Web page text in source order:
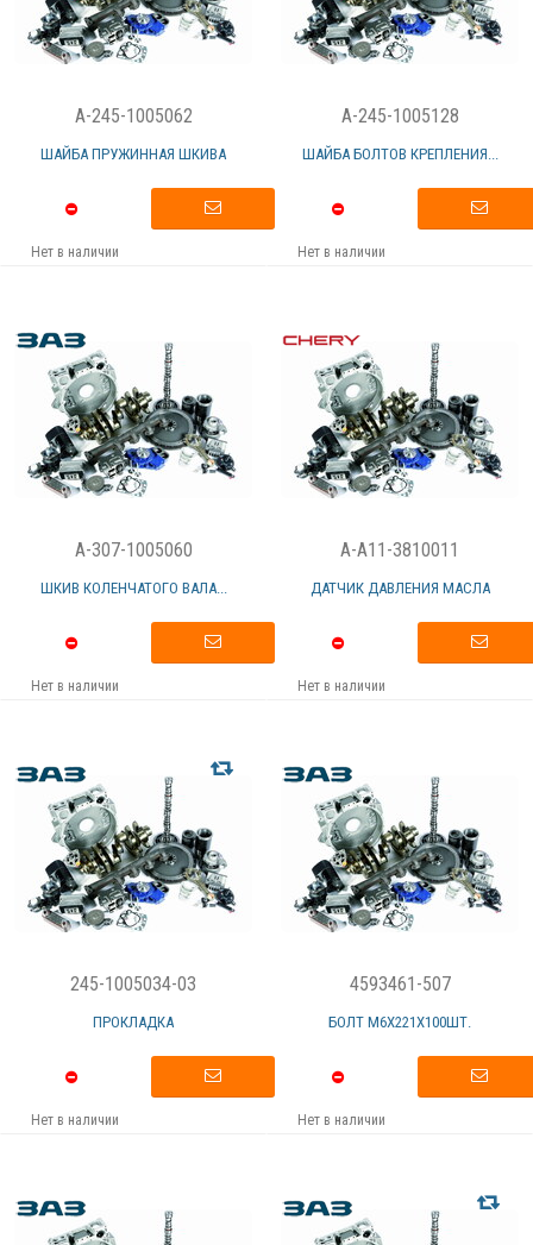
A-245-1005062
ШАЙБА ПРУЖИННАЯ ШКИВА
Нет в наличии
A-245-1005128
ШАЙБА БОЛТОВ КРЕПЛЕНИЯ...
Нет в наличии
A-307-1005060
ШКИВ КОЛЕНЧАТОГО ВАЛА...
Нет в наличии
A-A11-3810011
ДАТЧИК ДАВЛЕНИЯ МАСЛА
Нет в наличии
245-1005034-03
ПРОКЛАДКА
Нет в наличии
4593461-507
БОЛТ M6X221Х100ШТ.
Нет в наличии